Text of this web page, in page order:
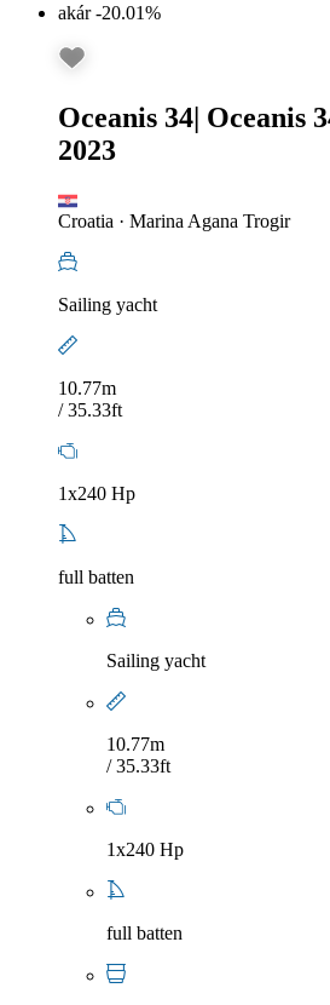
akár -20.01%
Oceanis 34 Oceanis
2023
Croatia · Marina Agana Trogir
Sailing yacht
10.77m
/ 35.33ft
1x240 Hp
full batten
Sailing yacht
10.77m
/ 35.33ft
1x240 Hp
full batten